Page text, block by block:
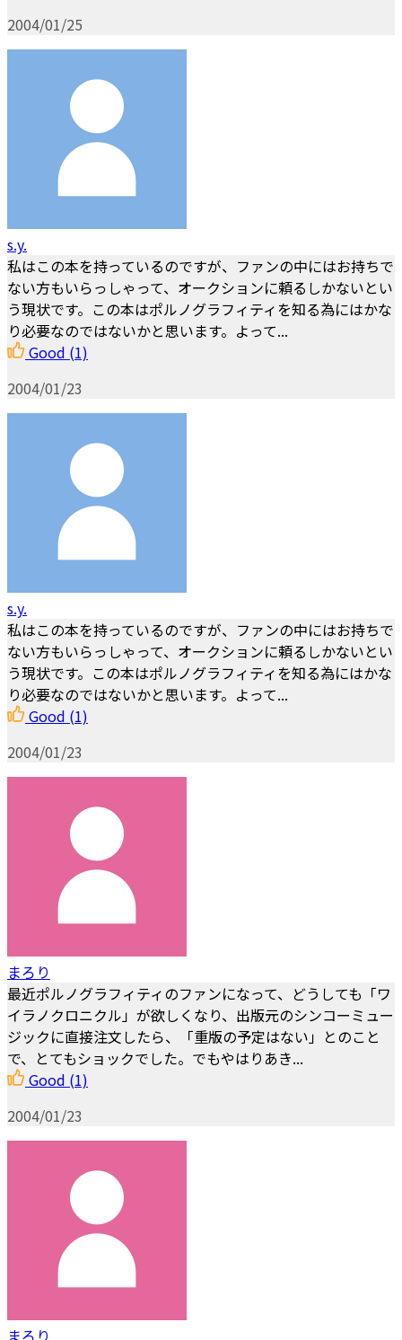
2004/01/25
s.y.
私はこの本を持っているのですが、ファンの中にはお持ちで
ない方もいらっしゃって、オークションに頼るしかないとい
う現状です。この本はポルノグラフィティを知る為にはかな
り必要なのではないかと思います。よって...
Good (1)
2004/01/23
s.y.
私はこの本を持っているのですが、ファンの中にはお持ちで
ない方もいらっしゃって、オークションに頼るしかないとい
う現状です。この本はポルノグラフィティを知る為にはかな
り必要なのではないかと思います。よって...
Good (1)
2004/01/23
まろり
最近ポルノグラフィティのファンになって、どうしても「ワ
イラノクロニクル」が欲しくなり、出版元のシンコーミュー
ジックに直接注文したら、「重版の予定はない」とのこと
で、とてもショックでした。でもやはりあき...
Good (1)
2004/01/23
まろり